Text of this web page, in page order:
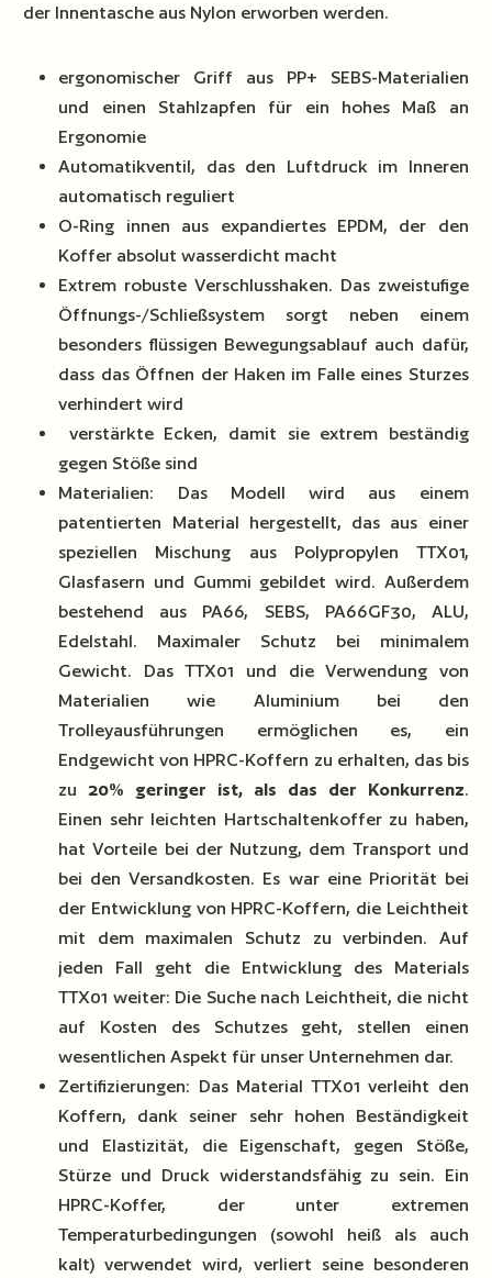
der Innentasche aus Nylon erworben werden.
ergonomischer Griff aus PP+ SEBS-Materialien
und einen Stahlzapfen für ein hohes Maß an
Ergonomie
Automatikventil, das den Luftdruck im Inneren
automatisch reguliert
O-Ring innen aus expandiertes EPDM, der den
Koffer absolut wasserdicht macht
Extrem robuste Verschlusshaken. Das zweistufige
Öffnungs-/Schließsystem sorgt neben einem
besonders flüssigen Bewegungsablauf auch dafür,
dass das Öffnen der Haken im Falle eines Sturzes
verhindert wird
verstärkte Ecken, damit sie extrem beständig
gegen Stöße sind
Materialien: Das Modell wird aus einem
patentierten Material hergestellt, das aus einer
speziellen Mischung aus Polypropylen TTX01,
Glasfasern und Gummi gebildet wird. Außerdem
bestehend aus PA66, SEBS, PA66GF30, ALU,
Edelstahl. Maximaler Schutz bei minimalem
Gewicht. Das TTX01 und die Verwendung von
Materialien wie Aluminium bei den
Trolleyausführungen ermöglichen es, ein
Endgewicht von HPRC-Koffern zu erhalten, das bis
zu 20% geringer ist, als das der Konkurrenz.
Einen sehr leichten Hartschaltenkoffer zu haben,
hat Vorteile bei der Nutzung, dem Transport und
bei den Versandkosten. Es war eine Priorität bei
der Entwicklung von HPRC-Koffern, die Leichtheit
mit dem maximalen Schutz zu verbinden. Auf
jeden Fall geht die Entwicklung des Materials
TTX01 weiter: Die Suche nach Leichtheit, die nicht
auf Kosten des Schutzes geht, stellen einen
wesentlichen Aspekt für unser Unternehmen dar.
Zertifizierungen: Das Material TTX01 verleiht den
Koffern, dank seiner sehr hohen Beständigkeit
und Elastizität, die Eigenschaft, gegen Stöße,
Stürze und Druck widerstandsfähig zu sein. Ein
HPRC-Koffer, der unter extremen
Temperaturbedingungen (sowohl heiß als auch
kalt) verwendet wird, verliert seine besonderen